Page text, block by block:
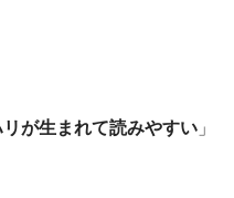
リが生まれて読みやすい 」